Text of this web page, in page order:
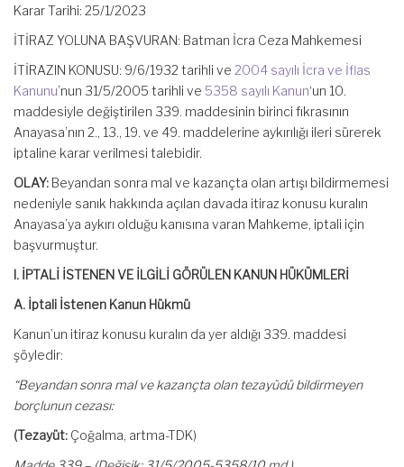
Karar Tarihi: 25/1/2023
İTİRAZ YOLUNA BAŞVURAN: Batman İcra Ceza Mahkemesi
İTİRAZIN KONUSU: 9/6/1932 tarihli ve 2004 sayılı İcra ve İflas
Kanunu’nun 31/5/2005 tarihli ve 5358 sayılı Kanun‘un 10.
maddesiyle değiştirilen 339. maddesinin birinci fıkrasının
Anayasa’nın 2., 13., 19. ve 49. maddelerine aykırılığı ileri sürerek
iptaline karar verilmesi talebidir.
OLAY: Beyandan sonra mal ve kazançta olan artışı bildirmemesi
nedeniyle sanık hakkında açılan davada itiraz konusu kuralın
Anayasa’ya aykırı olduğu kanısına varan Mahkeme, iptali için
başvurmuştur.
I. İPTALİ İSTENEN VE İLGİLİ GÖRÜLEN KANUN HÜKÜMLERİ
A. İptali İstenen Kanun Hükmü
Kanun’un itiraz konusu kuralın da yer aldığı 339. maddesi
şöyledir:
“Beyandan sonra mal ve kazançta olan tezayüdü bildirmeyen
borçlunun cezası:
(Tezayüt: Çoğalma, artma-TDK)